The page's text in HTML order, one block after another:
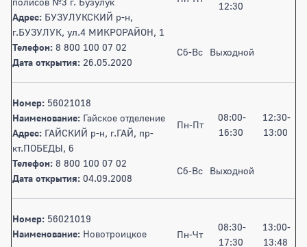
Адрес: БУЗУЛУКСКИЙ р-н,
г.БУЗУЛУК, ул.4 МИКРОРАЙОН, 1
Телефон: 8 800 100 07 02
Дата открытия: 26.05.2020
12:30
Сб-Вс Выходной
Номер: 56021018
Наименование: Гайское отделение
Адрес: ГАЙСКИЙ р-н, г.ГАЙ, пр-
кт.ПОБЕДЫ, 6
Телефон: 8 800 100 07 02
Дата открытия: 04.09.2008
Пн-Пт
08:00-
16:30
12:30-
13:00
Сб-Вс Выходной
Номер: 56021019
Наименование: Новотроицкое
Пн-Чт
08:30-
17:30
13:00-
13:48